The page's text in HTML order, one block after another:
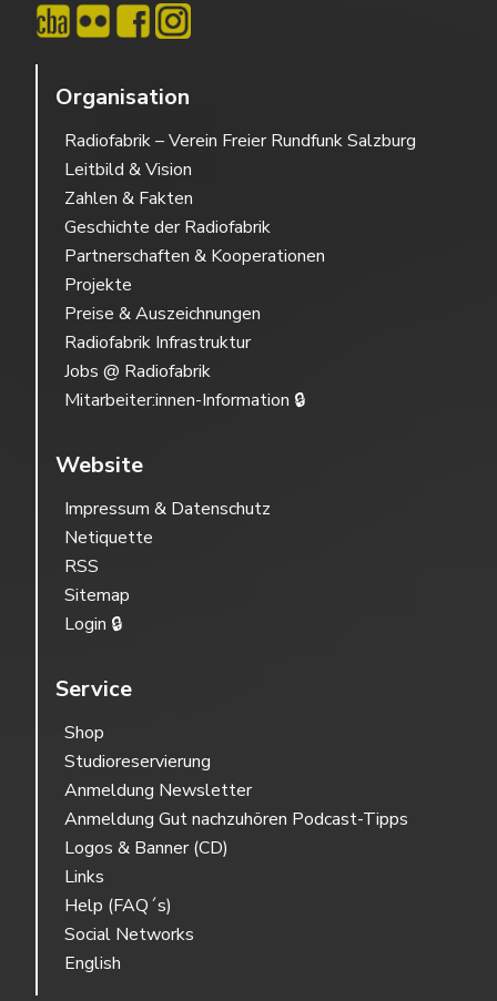
Organisation
Radiofabrik – Verein Freier Rundfunk Salzburg
Leitbild & Vision
Zahlen & Fakten
Geschichte der Radiofabrik
Partnerschaften & Kooperationen
Projekte
Preise & Auszeichnungen
Radiofabrik Infrastruktur
Jobs @ Radiofabrik
Mitarbeiter:innen-Information 🔒
Website
Impressum & Datenschutz
Netiquette
RSS
Sitemap
Login 🔒
Service
Shop
Studioreservierung
Anmeldung Newsletter
Anmeldung Gut nachzuhören Podcast-Tipps
Logos & Banner (CD)
Links
Help (FAQ´s)
Social Networks
English